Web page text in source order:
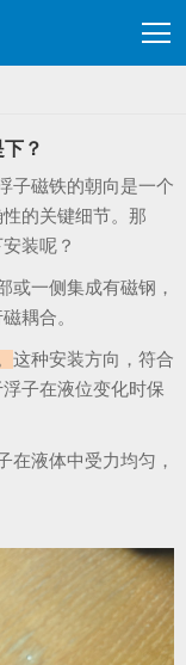
？
子磁铁的朝向是一个
的关键细节。那
装呢？
或一侧集成有磁钢，
耦合。
这种安装方向，符合
子在液位变化时保
在液体中受力均匀，